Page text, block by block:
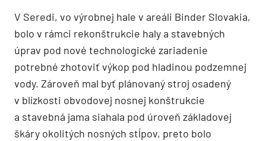
V Seredi, vo výrobnej hale v areáli Binder Slovakia,
bolo v rámci rekonštrukcie haly a stavebných
úprav pod nové technologické zariadenie
potrebné zhotoviť výkop pod hladinou podzemnej
vody. Zároveň mal byť plánovaný stroj osadený
v blízkosti obvodovej nosnej konštrukcie
a stavebná jama siahala pod úroveň základovej
škáry okolitých nosných stĺpov, preto bolo